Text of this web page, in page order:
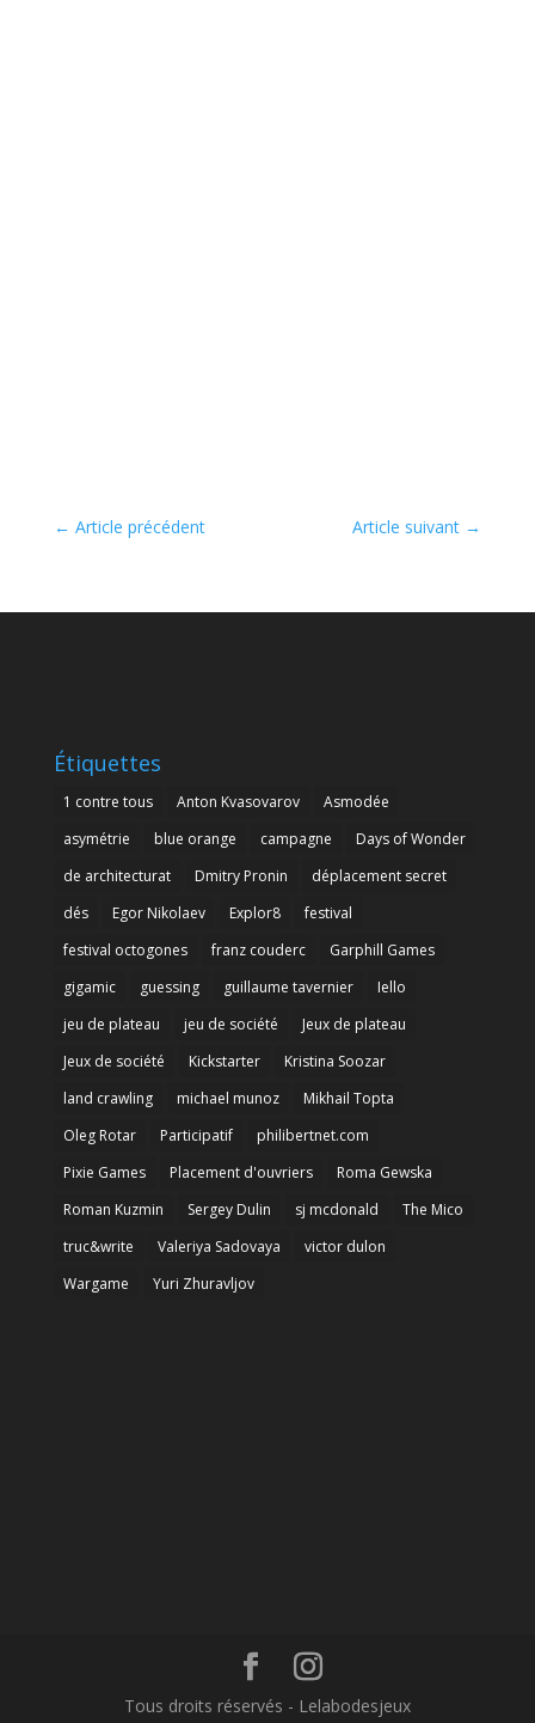
← Article précédent Article suivant →
Étiquettes
1 contre tous Anton Kvasovarov
Asmodée
asymétrie
blue orange campagne
Days of Wonder
de architecturat
Dmitry Pronin
déplacement secret
dés
Egor Nikolaev Explor8
festival
festival octogones
franz couderc
Garphill Games
gigamic
guessing guillaume tavernier
Iello
jeu de plateau
jeu de société
Jeux de plateau
Jeux de société
Kickstarter
Kristina Soozar
land crawling
michael munoz
Mikhail Topta
Oleg Rotar
Participatif
philibertnet.com
Pixie Games
Placement d'ouvriers
Roma Gewska
Roman Kuzmin
Sergey Dulin sj mcdonald
The Mico
truc&write
Valeriya Sadovaya
victor dulon
Wargame
Yuri Zhuravljov
Tous droits réservés - Lelabodesjeux